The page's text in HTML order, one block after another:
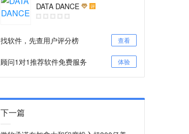
DATA DANCE 评
找软件，先查用户评分榜 查看
顾问1对1推荐软件免费服务 体验
下一篇